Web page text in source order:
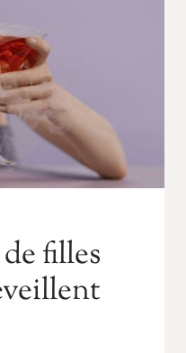
filles